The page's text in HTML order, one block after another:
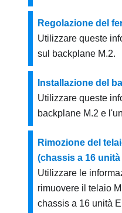
Regolazione del
Utilizzare queste
sul backplane M.2.
Installazione del
Utilizzare queste
backplane M.2 e
Rimozione del
(chassis a 16 unità
Utilizzare le
rimuovere il telaio
chassis a 16 unità